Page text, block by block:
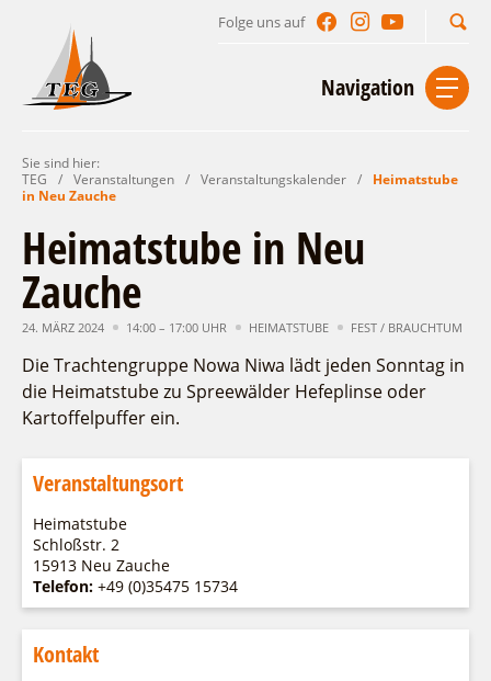
Folge uns auf
Navigation
Start Kontakt
Urlaub im Leichhardt Land
Reisegebiet
Lieblingsorte
Freizeit und Erholung
Auf & im Wasser
Per Rad
Zu Fuß
Einkaufen
Sehenswertes
Naturlehrpfad Ludwig Leichhardt
Buchbare Angebote
Gruppen
Fremdenverkehrsvereine
Ludwig Leichhardt
Kahnfahrten
Fahrgastschiff
Unterkünfte finden
Gastgeberverzeichnis
Gastronomie
Camping
Ferienhaus- und Campingpark „Ludwig
Leichhardt“
Spreewälder Seecamping
Campingplatz Jessern
Veranstaltungen
Veranstaltungshöhepunkte
Wirtschaftsförderung
Regionalentwicklung
SPOT
Service
Team
Sie sind hier:
TEG
/ Veranstaltungen / Veranstaltungskalender /
Heimatstube
in Neu Zauche
Heimatstube in Neu
Zauche
24. MÄRZ 2024 14:00 – 17:00 UHR HEIMATSTUBE FEST / BRAUCHTUM
Die Trachtengruppe Nowa Niwa lädt jeden Sonntag in
die Heimatstube zu Spreewälder Hefeplinse oder
Kartoffelpuffer ein.
Veranstaltungsort
Heimatstube
Schloßstr. 2
15913 Neu Zauche
Telefon: +49 (0)35475 15734
Kontakt